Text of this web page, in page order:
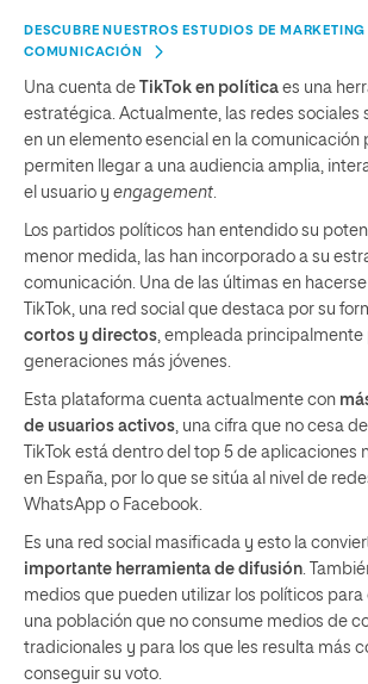
DESCUBRE NUESTROS ESTUDIOS DE MARKETING
COMUNICACIÓN
Una cuenta de TikTok en política es una
estratégica. Actualmente, las redes sociales
en un elemento esencial en la comunicación
permiten llegar a una audiencia amplia,
el usuario y engagement
Los partidos políticos han entendido su
menor medida, las han incorporado a su
comunicación. Una de las últimas en
TikTok, una red social que destaca por su
cortos y directos , empleada principalmente
generaciones más jóvenes.
Esta plataforma cuenta actualmente con
de usuarios activos , una cifra que no cesa
TikTok está dentro del top 5 de aplicaciones
en España, por lo que se sitúa al nivel de
WhatsApp o Facebook.
Es una red social masificada y esto la
importante herramienta de difusión .
medios que pueden utilizar los políticos para
una población que no consume medios de
tradicionales y para los que les resulta más
conseguir su voto.